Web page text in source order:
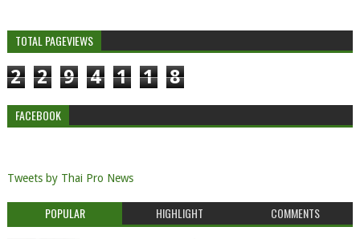
TOTAL PAGEVIEWS
2 2 9 4 1 1 8
FACEBOOK
Tweets by Thai Pro News
POPULAR HIGHLIGHT COMMENTS